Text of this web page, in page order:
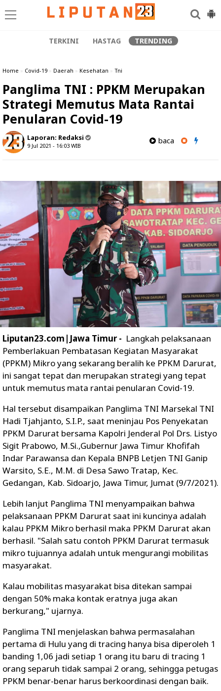
TERKINI HASTAG TRENDING
Home » Covid-19 » Daerah » Kesehatan » Tni
Panglima TNI : PPKM Merupakan
Strategi Memutus Mata Rantai
Penularan Covid-19
Laporan: Redaksi
9 Jul 2021 - 16:03 WIB
baca
Liputan23.com|Jawa Timur - Langkah pelaksanaan
Pemberlakuan Pembatasan Kegiatan Masyarakat
(PPKM) Mikro yang sekarang beralih ke PPKM Darurat,
ini sangat tepat dan merupakan strategi yang tepat
untuk memutus mata rantai penularan Covid-19.
Hal tersebut disampaikan Panglima TNI Marsekal TNI
Hadi Tjahjanto, S.I.P., saat meninjau Pos Penyekatan
PPKM Darurat bersama Kapolri Jenderal Pol Drs. Listyo
Sigit Prabowo, M.Si.,Gubernur Jawa Timur Khofifah
Indar Parawansa dan Kepala BNPB Letjen TNI Ganip
Warsito, S.E., M.M. di Desa Sawo Tratap, Kec.
Gedangan, Kab. Sidoarjo, Jawa Timur, Jumat (9/7/2021).
Lebih lanjut Panglima TNI menyampaikan bahwa
pelaksanaan PPKM Darurat saat ini kuncinya adalah
kalau PPKM Mikro berhasil maka PPKM Darurat akan
berhasil. "Salah satu contoh PPKM Darurat termasuk
mikro tujuannya adalah untuk mengurangi mobilitas
masyarakat.
Kalau mobilitas masyarakat bisa ditekan sampai
dengan 50% maka kontak eratnya juga akan
berkurang," ujarnya.
Panglima TNI menjelaskan bahwa permasalahan
pertama di Hulu yang di tracing hanya bisa diperoleh 1
banding 1,06 jadi setiap 1 orang itu baru di tracing 1
orang separuh tidak sampai 2 orang, sehingga petugas
PPKM benar-benar harus berkoordinasi dengan baik.